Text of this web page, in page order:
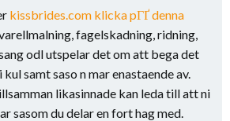
kissbrides.com klicka pГҐ denna
fagelskadning, ridning,
odl utspelar det om att bega det
samt saso n mar enastaende av.
likasinnade kan leda till att ni
sasom du delar en fort hag med.